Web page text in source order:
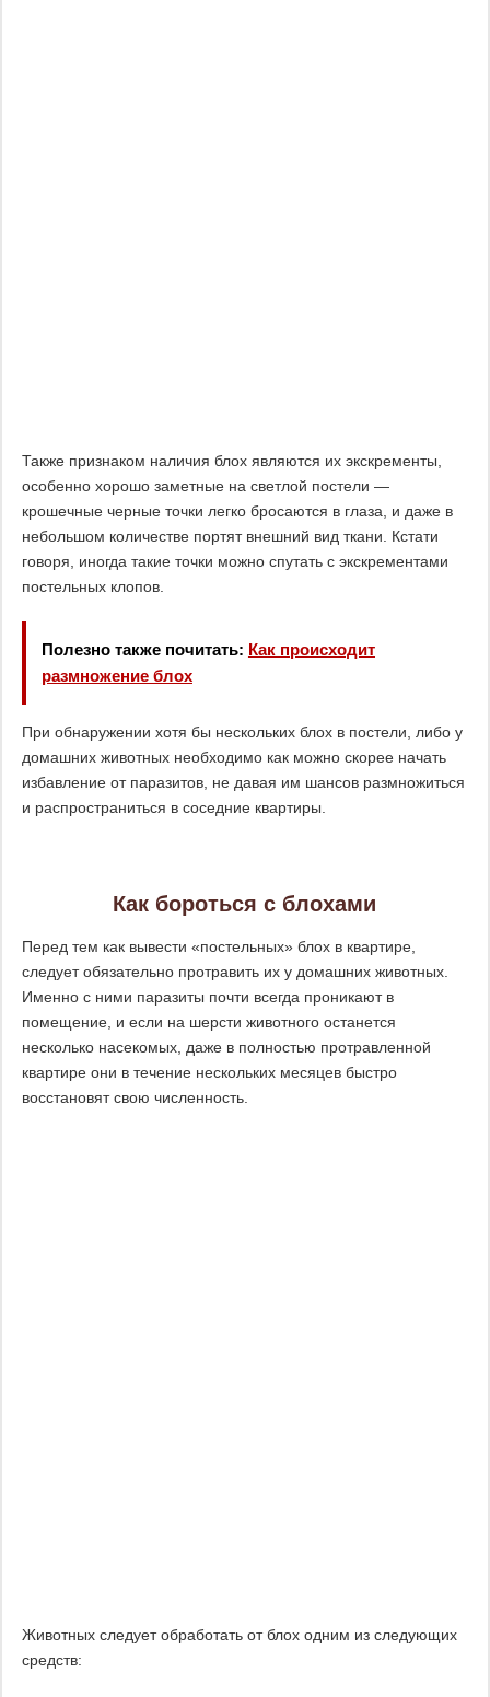
Также признаком наличия блох являются их экскременты,
особенно хорошо заметные на светлой постели —
крошечные черные точки легко бросаются в глаза, и даже в
небольшом количестве портят внешний вид ткани. Кстати
говоря, иногда такие точки можно спутать с экскрементами
постельных клопов.
Полезно также почитать: Как происходит
размножение блох
При обнаружении хотя бы нескольких блох в постели, либо у
домашних животных необходимо как можно скорее начать
избавление от паразитов, не давая им шансов размножиться
и распространиться в соседние квартиры.
Как бороться с блохами
Перед тем как вывести «постельных» блох в квартире,
следует обязательно протравить их у домашних животных.
Именно с ними паразиты почти всегда проникают в
помещение, и если на шерсти животного останется
несколько насекомых, даже в полностью протравленной
квартире они в течение нескольких месяцев быстро
восстановят свою численность.
Животных следует обработать от блох одним из следующих
средств: